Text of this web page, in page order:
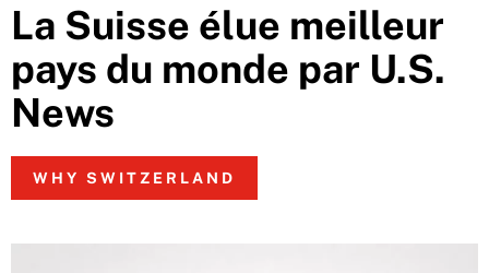
La Suisse élue meilleur
pays du monde par U.S.
News
WHY SWITZERLAND